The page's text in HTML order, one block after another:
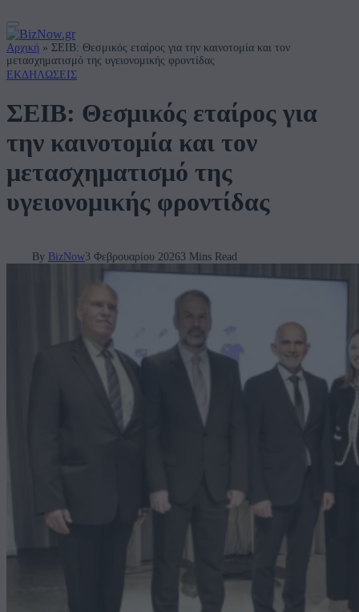
Αρχική » ΣΕΙΒ: Θεσμικός εταίρος για την καινοτομία και τον
μετασχηματισμό της υγειονομικής φροντίδας
ΕΚΔΗΛΩΣΕΙΣ
ΣΕΙΒ: Θεσμικός εταίρος για
την καινοτομία και τον
μετασχηματισμό της
υγειονομικής φροντίδας
By BizNow3 Φεβρουαρίου 20263 Mins Read